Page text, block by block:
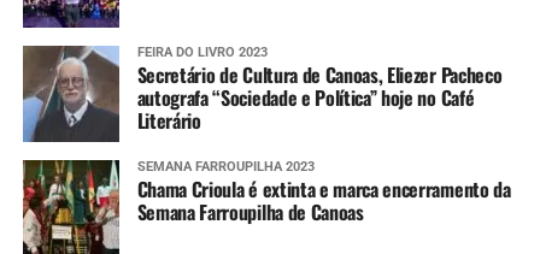
FEIRA DO LIVRO 2023
Secretário de Cultura de Canoas, Eliezer Pacheco
autografa “Sociedade e Política” hoje no Café
Literário
SEMANA FARROUPILHA 2023
Chama Crioula é extinta e marca encerramento da
Semana Farroupilha de Canoas